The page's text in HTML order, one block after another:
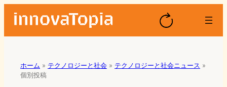
ホーム » テクノロジーと社会 » テクノロジーと社会ニュース »
個別投稿